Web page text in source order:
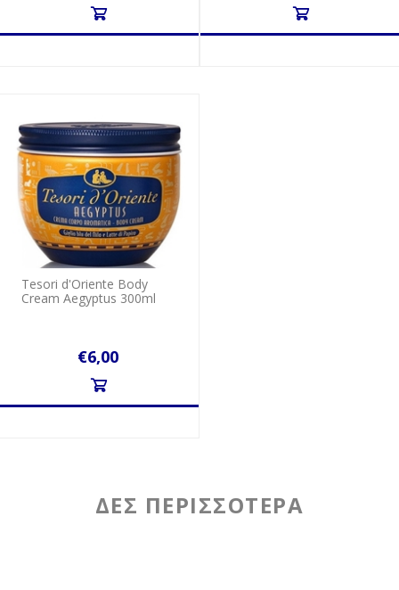
Tesori d'Oriente Body
Cream Aegyptus 300ml
€6,00